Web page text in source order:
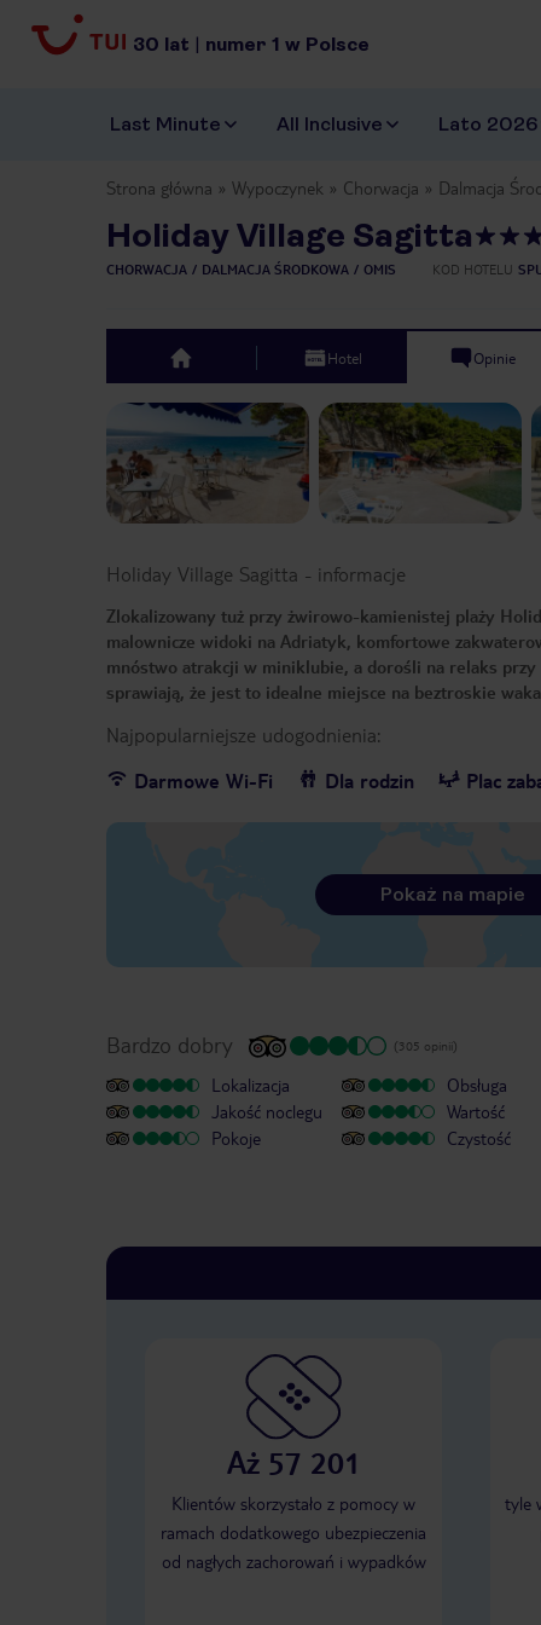
30 lat | numer 1 w Polsce
Last Minute All Inclusive Lato 2026
Strona główna Wypoczynek Chorwacja Dalmacja
Holiday Village Sagitta
CHORWACJA DALMACJA ŚRODKOWA OMIS KOD HOTELU
top Hotel Opinie
Previous slide
Holiday Village Sagitta - informacje
Zlokalizowany tuż przy żwirowo-kamienistej plaży
malownicze widoki na Adriatyk, komfortowe
mnóstwo atrakcji w miniklubie, a dorośli na relaks przy
sprawiają, że jest to idealne miejsce na beztroskie
Najpopularniejsze udogodnienia:
Darmowe Wi-Fi
Dla rodzin Plac
Pokaż na mapie
Bardzo dobry (305 opinii)
Lokalizacja
Jakość noclegu
Pokoje
Obsługa
Wartość
Czystość
Aż 57 201
Klientów skorzystało z pomocy w
ramach dodatkowego ubezpieczenia
od nagłych zachorowań i wypadków
tyle